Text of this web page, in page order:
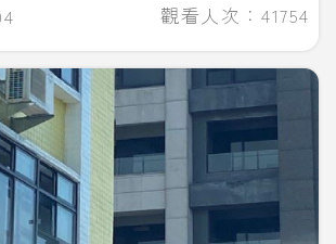
觀看人次：41754